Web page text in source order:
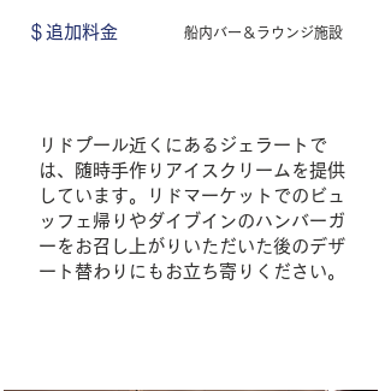
＄追加料金 船内バー＆ラウンジ施設
リドプール近くにあるジェラートで
は、随時手作りアイスクリームを提供
しています。リドマーケットでのビュ
ッフェ帰りやダイブインのハンバーガ
ーをお召し上がりいただいた後のデザ
ート替わりにもお立ち寄りください。